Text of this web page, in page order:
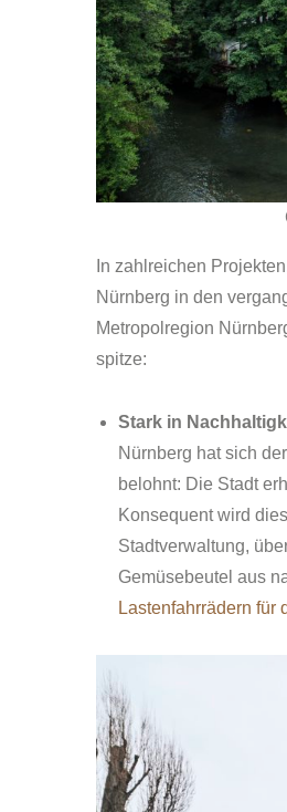
In zahlreichen
Nürnberg in den
Metropolregion
spitze:
Stark in
Nürnberg hat sich
belohnt: Die Stadt
Konsequent wird
Stadtverwaltung,
Gemüsebeutel aus
Lastenfahrrädern für